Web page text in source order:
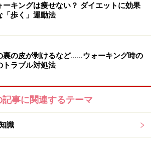
ーキングは痩せない？ ダイエットに効果
「歩く」運動法
裏の皮が剥けるなど……ウォーキング時の
トラブル対処法
記事に関連するテーマ
識